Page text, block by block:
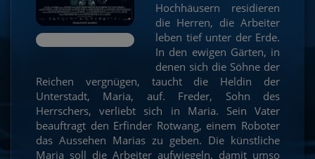
Hochhäusern residieren
die Herren, die Arbeiter
leben tief unter der Erde.
In den ewigen Gärten, in
denen sich die Söhne der
Reichen vergnügen, taucht die Heldin der
Unterstadt, Maria, auf. Freder, Sohn des
Herrschers, verliebt sich in Maria. Sein Vater
beauftragt den Erfinder Rotwang, einem Roboter
das Aussehen Marias zu geben. Die künstliche
Maria soll die Arbeiter aufwiegeln, damit umso